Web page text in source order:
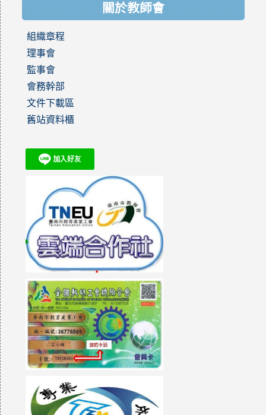
關於教師會
組織章程
理事會
監事會
會務幹部
文件下載區
舊站資料櫃